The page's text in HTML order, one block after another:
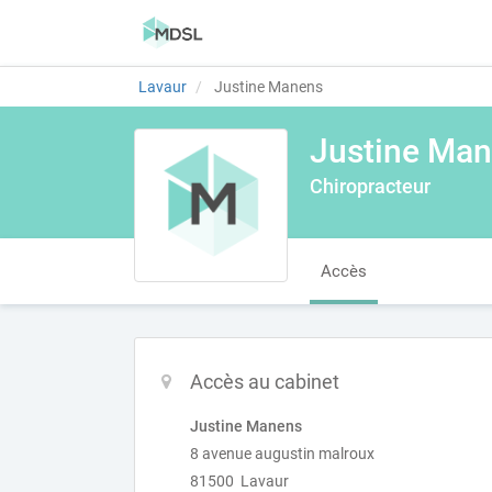
Lavaur Justine Manens
Justine
Chiropracteur
Accès
Accès au cabinet
Justine Manens
8 avenue augustin malroux
81500 Lavaur